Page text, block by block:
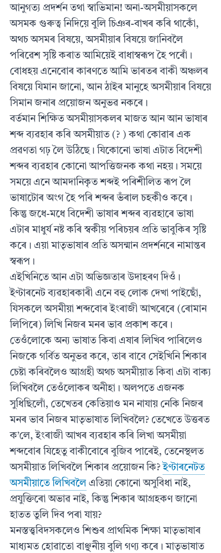
আনুগত্য প্ৰদৰ্শন তথা স্বাভিমান! অনা-অসমীয়াসকলে
অসমক গুৰুত্ব নিদিয়ে বুলি চিঞৰ-বাখৰ কৰি থাকোঁ,
অথচ অসমৰ বিষয়ে, অসমীয়াৰ বিষয়ে জানিবলৈ
পৰিৱেশ সৃষ্টি কৰাত আমিয়েই বাধাস্বৰূপ হৈ পৰোঁ।
বোধহয় এনেবোৰ কাৰণতে আমি ভাৰতৰ বাকী অঞ্চলৰ
বিষয়ে যিমান জানো, আন ঠাইৰ মানুহে অসমীয়াৰ বিষয়ে
সিমান জনাৰ প্ৰয়োজন অনুভৱ নকৰে।
বৰ্তমান শিক্ষিত অসমীয়াসকলৰ মাজত আন আন ভাষাৰ
শব্দ ব্যৱহাৰ কৰি অসমীয়াত (? ) কথা কোৱাৰ এক
প্ৰৱণতা গঢ় লৈ উঠিছে। যিকোনো ভাষা এটাত বিদেশী
শব্দৰ ব্যৱহাৰ কোনো আপত্তিজনক কথা নহয়। সময়ে
সময়ে এনে আমদানিকৃত শব্দই পৰিশীলিত ৰূপ লৈ
ভাষাটোৰ অংগ হৈ পৰি শব্দৰ ভঁৰাল চহকীও কৰে।
কিন্তু জধে-মধে বিদেশী ভাষাৰ শব্দৰ ব্যৱহাৰে ভাষা
এটাৰ মাধুৰ্য নষ্ট কৰি স্বকীয় পৰিচয়ৰ প্ৰতি ভাবুকিৰ সৃষ্টি
কৰে। এয়া মাতৃভাষাৰ প্ৰতি অসন্মান প্ৰদৰ্শনৰে নামান্তৰ
স্বৰূপ।
এইখিনিতে আন এটা অভিজ্ঞতাৰ উদাহৰণ দিওঁ।
ইণ্টাৰনেট ব্যৱহাৰকাৰী এনে বহু লোক দেখা পাইছোঁ,
যিসকলে অসমীয়া শব্দবোৰ ইংৰাজী আখৰেৰে (ৰোমান
লিপিৰে) লিখি নিজৰ মনৰ ভাব প্ৰকাশ কৰে।
তেওঁলোকে অন্য ভাষাত কিবা এষাৰ লিখিব পাৰিলেও
নিজকে গৰ্বিত অনুভৱ কৰে, তাৰ বাবে সেইখিনি শিকাৰ
চেষ্টা কৰিবলৈও আগ্ৰহী অথচ অসমীয়াত কিবা এটা বাক্য
লিখিবলৈ তেওঁলোকৰ অনীহা। অলপতে এজনক
সুধিছিলোঁ, তেখেতৰ কেতিয়াও মন নাযায় নেকি নিজৰ
মনৰ ভাব নিজৰ মাতৃভাষাত লিখিবলৈ? তেখেতে উত্তৰত
ক’লে, ইংৰাজী আখৰ ব্যৱহাৰ কৰি লিখা অসমীয়া
শব্দবোৰ যিহেতু বাকীবোৰে বুজিব পাৰেই, তেনেস্থলত
অসমীয়াত লিখিবলৈ শিকাৰ প্ৰয়োজন কি? ইণ্টাৰনেটত
অসমীয়াতে লিখিবলৈ এতিয়া কোনো অসুবিধা নাই,
প্ৰযুক্তিৰো অভাৱ নাই, কিন্তু শিকাৰ আগ্ৰহকণ জানো
হাতত তুলি দিব পৰা যায়?
মনস্তত্ত্ববিদসকলেও শিশুৰ প্ৰাথমিক শিক্ষা মাতৃভাষাৰ
মাধ্যমত হোৱাতো বাঞ্ছনীয় বুলি গণ্য কৰে। মাতৃভাষাত